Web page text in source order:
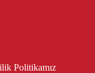
Politikamız